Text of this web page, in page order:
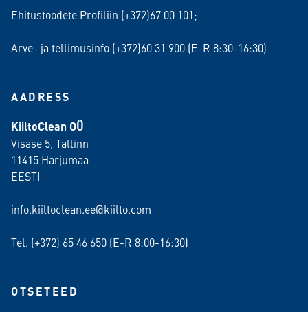
Ehitustoodete Profiliin (+372)67 00 101;
Arve- ja tellimusinfo (+372)60 31 900 (E-R 8:30-16:30)
AADRESS
KiiltoClean OÜ
Visase 5, Tallinn
11415 Harjumaa
EESTI
info.kiiltoclean.ee@kiilto.com
Tel. (+372) 65 46 650 (E-R 8:00-16:30)
OTSETEED